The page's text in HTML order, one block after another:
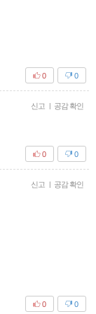
0
0
신고 | 공감 확인
0
0
신고 | 공감 확인
0
0